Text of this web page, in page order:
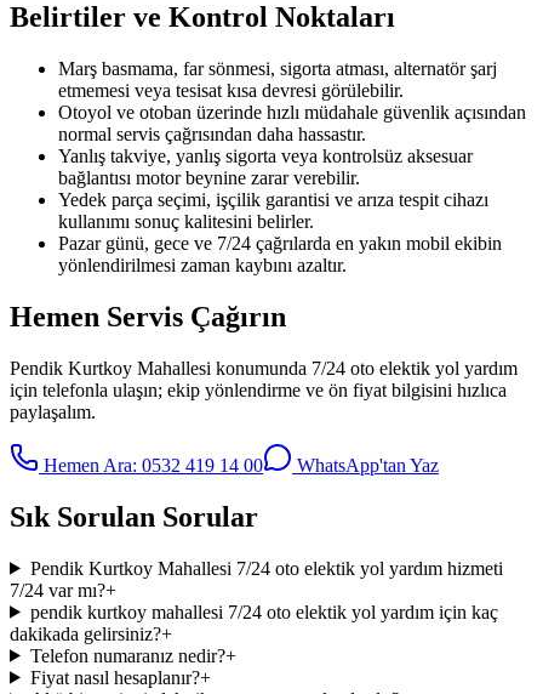
Belirtiler ve Kontrol Noktaları
Marş basmama, far sönmesi, sigorta atması, alternatör şarj
etmemesi veya tesisat kısa devresi görülebilir.
Otoyol ve otoban üzerinde hızlı müdahale güvenlik açısından
normal servis çağrısından daha hassastır.
Yanlış takviye, yanlış sigorta veya kontrolsüz aksesuar
bağlantısı motor beynine zarar verebilir.
Yedek parça seçimi, işçilik garantisi ve arıza tespit cihazı
kullanımı sonuç kalitesini belirler.
Pazar günü, gece ve 7/24 çağrılarda en yakın mobil ekibin
yönlendirilmesi zaman kaybını azaltır.
Hemen Servis Çağırın
Pendik Kurtkoy Mahallesi konumunda 7/24 oto elektik yol yardım
için telefonla ulaşın; ekip yönlendirme ve ön fiyat bilgisini hızlıca
paylaşalım.
Hemen Ara: 0532 419 14 00 WhatsApp'tan Yaz
Sık Sorulan Sorular
Pendik Kurtkoy Mahallesi 7/24 oto elektik yol yardım hizmeti
7/24 var mı?+
pendik kurtkoy mahallesi 7/24 oto elektik yol yardım için kaç
dakikada gelirsiniz?+
Telefon numaranız nedir?+
Fiyat nasıl hesaplanır?+